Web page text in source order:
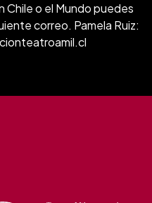
Chile o el Mundo puedes
correo. Pamela Ruiz: